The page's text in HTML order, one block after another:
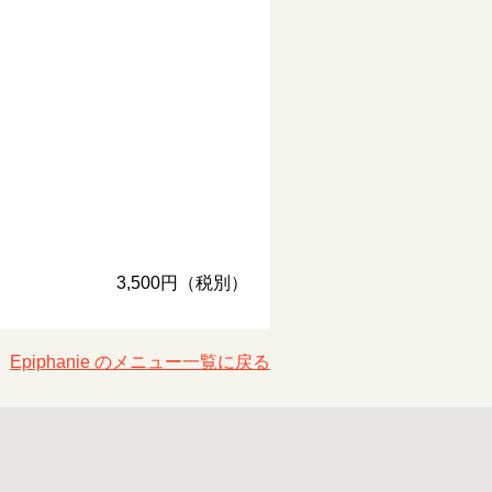
3,500円（税別）
Epiphanie のメニュー一覧に戻る